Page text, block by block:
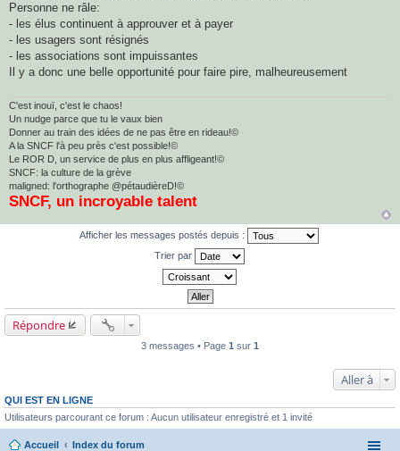
Personne ne râle:
- les élus continuent à approuver et à payer
- les usagers sont résignés
- les associations sont impuissantes
Il y a donc une belle opportunité pour faire pire, malheureusement
C'est inouï, c'est le chaos!
Un nudge parce que tu le vaux bien
Donner au train des idées de ne pas être en rideau!©
A la SNCF l'à peu près c'est possible!©
Le ROR D, un service de plus en plus affligeant!©
SNCF: la culture de la grève
maligned: l'orthographe @pétaudièreD!©
SNCF, un incroyable talent
Afficher les messages postés depuis :
Trier par
Répondre
3 messages • Page 1 sur 1
Aller à
QUI EST EN LIGNE
Utilisateurs parcourant ce forum : Aucun utilisateur enregistré et 1 invité
Accueil Index du forum